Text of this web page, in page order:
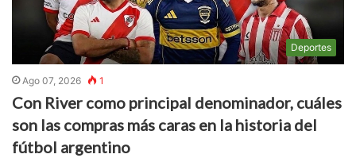
Deportes
Ago 07, 2026 1
Con River como principal denominador, cuáles
son las compras más caras en la historia del
fútbol argentino